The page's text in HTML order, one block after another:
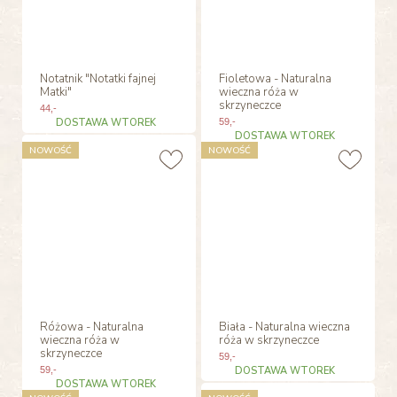
Notatnik "Notatki fajnej
Matki"
44,-
DOSTAWA WTOREK
Fioletowa - Naturalna
wieczna róża w
skrzyneczce
59 ,-
DOSTAWA WTOREK
Różowa - Naturalna
wieczna róża w
skrzyneczce
59,-
DOSTAWA WTOREK
NOWOŚĆ
Biała - Naturalna wieczna
róża w skrzyneczce
59 ,-
DOSTAWA WTOREK
NOWOŚĆ